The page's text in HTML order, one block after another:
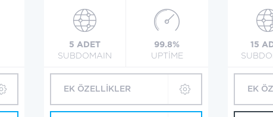
5 ADET
SUBDOMAIN
99.8%
UPTİME
EK ÖZELLİKLER
15
EK